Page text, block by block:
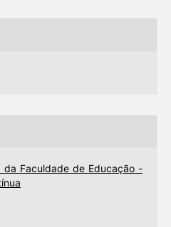
Faculdade de Educação -